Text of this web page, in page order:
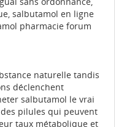
salbutamol en ligne
pharmacie forum
naturelle tandis
déclenchent
salbutamol le vrai
pilules qui peuvent
taux métabolique et